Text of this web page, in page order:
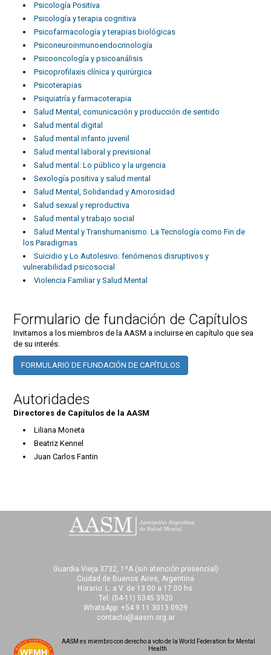
Psicología Positiva
Psicología y terapia cognitiva
Psicofarmacología y terapias biológicas
Psiconeuroinmunoendocrinología
Psicooncología y psicoanálisis
Psicoprofilaxis clínica y quirúrgica
Psicoterapias
Psiquiatría y farmacoterapia
Salud Mental, comunicación y producción de sentido
Salud mental digital
Salud mental infanto juvenil
Salud mental laboral y previsional
Salud mental: Lo público y la urgencia
Sexología positiva y salud mental
Salud Mental, Solidaridad y Amorosidad
Salud sexual y reproductiva
Salud mental y trabajo social
Salud Mental y Transhumanismo. La Tecnología como Fin de
los Paradigmas
Suicidio y Lo Autolesivo: fenómenos disruptivos y
vulnerabilidad psicosocial
Violencia Familiar y Salud Mental
Formulario de fundación de Capítulos
Invitamos a los miembros de la AASM a incluirse en capítulo que sea
de su interés.
FORMULARIO DE FUNDACIÓN DE CAPÍTULOS
Autoridades
Directores de Capítulos de la AASM
Liliana Moneta
Beatriz Kennel
Juan Carlos Fantin
Guardia Vieja 3732, 1ºA (sin atención presencial)
Ciudad de Buenos Aires, Argentina
Horario: L. a V. de 13:00 a 17:00 hs.
Tel: (54-11) 5345 3920
WhatsApp: +54 9 11 3013 0929
contacto@aasm.org.ar
AASM es miembro con derecho a voto de la World Federation for Mental
Health.